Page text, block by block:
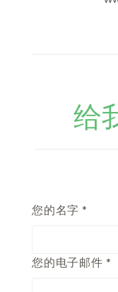
给
您的名字 *
您的电子邮件 *